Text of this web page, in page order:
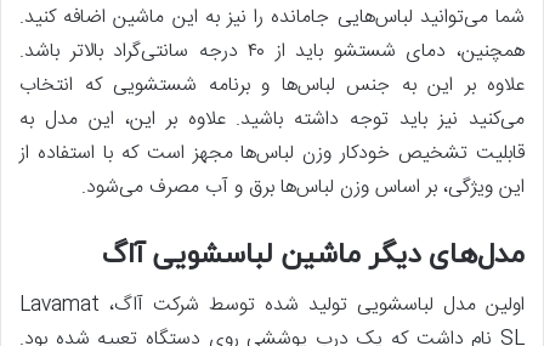
شما می‌توانید لباس‌هایی جامانده را نیز به این ماشین اضافه کنید.
همچنین، دمای شستشو باید از ۴۰ درجه سانتی‌گراد بالاتر باشد.
علاوه ‌بر ‌این به جنس لباس‌ها و برنامه شستشویی که انتخاب
می‌کنید نیز باید توجه داشته باشید. علاوه ‌بر ‌این‌، این مدل به
قابلیت تشخیص خودکار وزن لباس‌ها مجهز است که با استفاده از
این ویژگی، بر اساس وزن لباس‌ها برق و آب مصرف می‌شود.
مدل‌های دیگر ماشین لباسشویی آاگ
اولین مدل لباسشویی تولید شده توسط شرکت آاگ، Lavamat
SL نام داشت که یک درب پوششی روی دستگاه تعبیه شده بود.